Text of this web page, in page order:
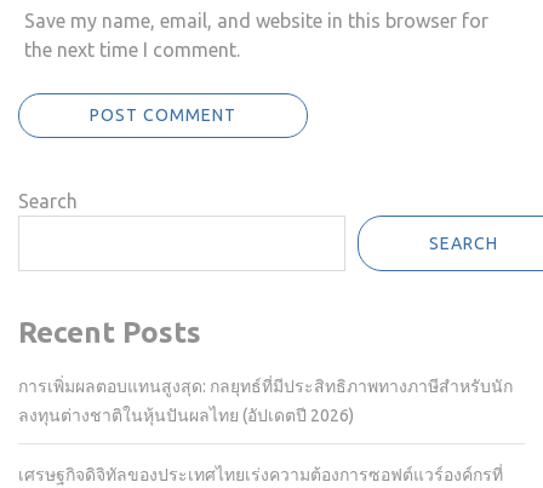
Save my name, email, and website in this browser for
the next time I comment.
Search
SEARCH
Recent Posts
การเพิ่มผลตอบแทนสูงสุด: กลยุทธ์ที่มีประสิทธิภาพทางภาษีสำหรับนัก
ลงทุนต่างชาติในหุ้นปันผลไทย (อัปเดตปี 2026)
เศรษฐกิจดิจิทัลของประเทศไทยเร่งความต้องการซอฟต์แวร์องค์กรที่